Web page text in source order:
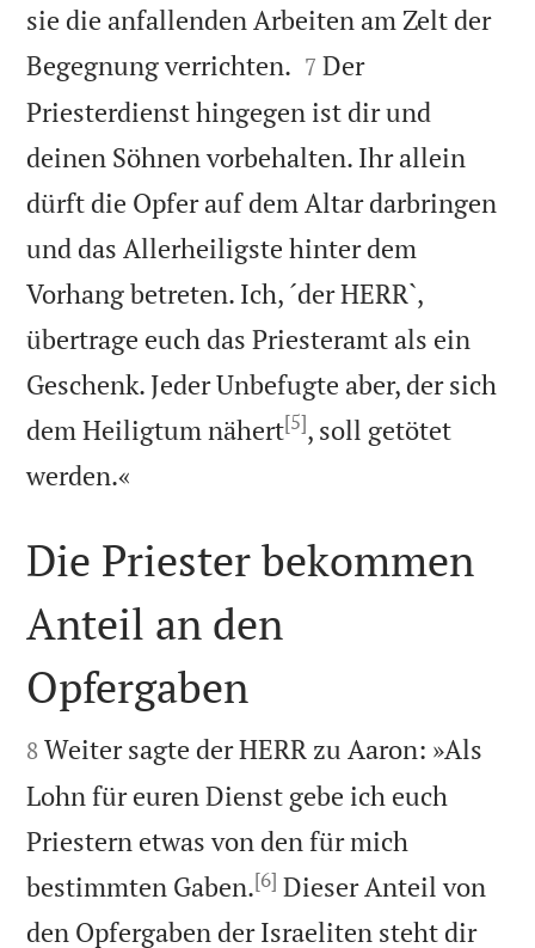
sie die anfallenden Arbeiten am Zelt der
Begegnung verrichten. 

7 Der
Priesterdienst hingegen ist dir und
deinen Söhnen vorbehalten. Ihr allein
dürft die Opfer auf dem Altar darbringen
und das Allerheiligste hinter dem
Vorhang betreten. Ich, ´der HERR`,
übertrage euch das Priesteramt als ein
Geschenk. Jeder Unbefugte aber, der sich
dem Heiligtum nähert[5], soll getötet
werden.«

Die Priester bekommen
Anteil an den
Opfergaben

8 Weiter sagte der HERR zu Aaron: »Als
Lohn für euren Dienst gebe ich euch
Priestern etwas von den für mich
bestimmten Gaben.[6] Dieser Anteil von
den Opfergaben der Israeliten steht dir